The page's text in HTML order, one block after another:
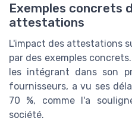
Exemples concrets
attestations
L'impact des attestations
par des exemples
les intégrant dans son
fournisseurs, a vu ses
70 %, comme l'a
société.